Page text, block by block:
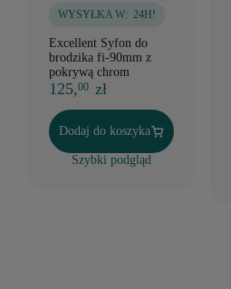
WYSYŁKA W: 24H!
Excellent Syfon do
brodzika fi-90mm z
pokrywą chrom
125,00 zł
Dodaj do koszyka
Szybki podgląd